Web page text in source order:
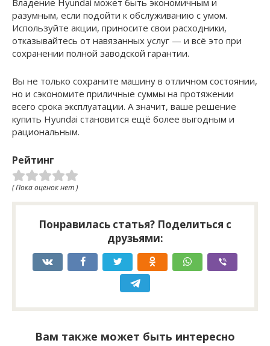
разумным, если подойти к обслуживанию с умом.
Используйте акции, приносите свои расходники,
отказывайтесь от навязанных услуг — и всё это при
сохранении полной заводской гарантии.
Вы не только сохраните машину в отличном состоянии,
но и сэкономите приличные суммы на протяжении
всего срока эксплуатации. А значит, ваше решение
купить Hyundai становится ещё более выгодным и
рациональным.
Рейтинг
( Пока оценок нет )
Понравилась статья? Поделиться с
друзьями:
Вам также может быть интересно